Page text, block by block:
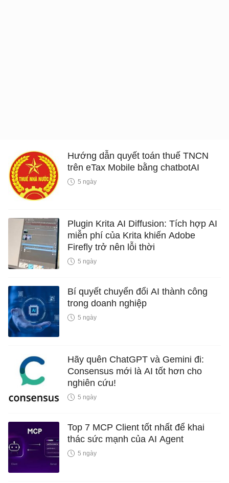
Hướng dẫn quyết toán thuế TNCN
trên eTax Mobile bằng chatbotAI
5 ngày
Plugin Krita AI Diffusion: Tích hợp AI
miễn phí của Krita khiến Adobe
Firefly trở nên lỗi thời
5 ngày
Bí quyết chuyển đổi AI thành công
trong doanh nghiệp
5 ngày
Hãy quên ChatGPT và Gemini đi:
Consensus mới là AI tốt hơn cho
nghiên cứu!
5 ngày
Top 7 MCP Client tốt nhất để khai
thác sức mạnh của AI Agent
5 ngày